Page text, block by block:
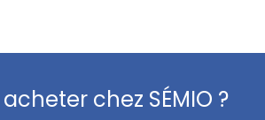
chez SÉMIO ?